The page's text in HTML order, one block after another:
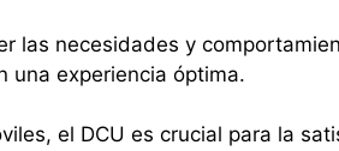
las necesidades y
una experiencia óptima.
el DCU es crucial para la